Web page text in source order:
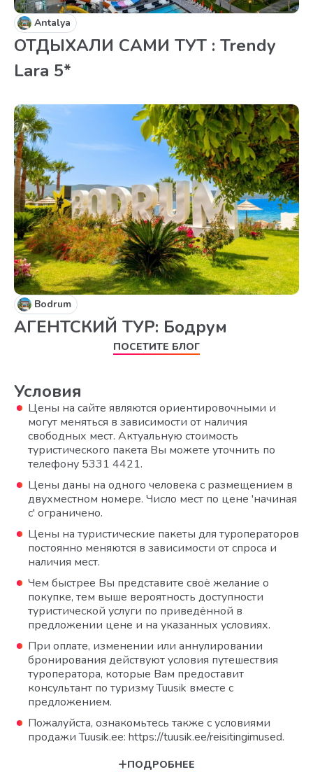
Antalya
ОТДЫХАЛИ САМИ ТУТ : Trendy
Lara 5*
Bodrum
АГЕНТСКИЙ ТУР: Бодрум
ПОСЕТИТЕ БЛОГ
Условия
Цены на сайте являются ориентировочными и
могут меняться в зависимости от наличия
свободных мест. Актуальную стоимость
туристического пакета Вы можете уточнить по
телефону 5331 4421.
Цены даны на одного человека с размещением в
двухместном номере. Число мест по цене 'начиная
с' ограничено.
Цены на туристические пакеты для туроператоров
постоянно меняются в зависимости от спроса и
наличия мест.
Чем быстрее Вы представите своё желание о
покупке, тем выше вероятность доступности
туристической услуги по приведённой в
предложении цене и на указанных условиях.
При оплате, изменении или аннулировании
бронирования действуют условия путешествия
туроператора, которые Вам предоставит
консультант по туризму Tuusik вместе с
предложением.
Пожалуйста, ознакомьтесь также с условиями
продажи Tuusik.ee: https://tuusik.ee/reisitingimused.
ПОДРОБНЕЕ